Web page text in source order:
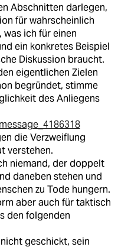
Abschnitten darlegen,
für wahrscheinlich
ich für einen
ein konkretes Beispiel
Diskussion braucht.
eigentlichen Zielen
begründet, stimme
des Anliegens
die Verzweiflung
verstehen.
niemand, der doppelt
daneben stehen und
zu Tode hungern.
aber auch für taktisch
den folgenden
geschickt, sein